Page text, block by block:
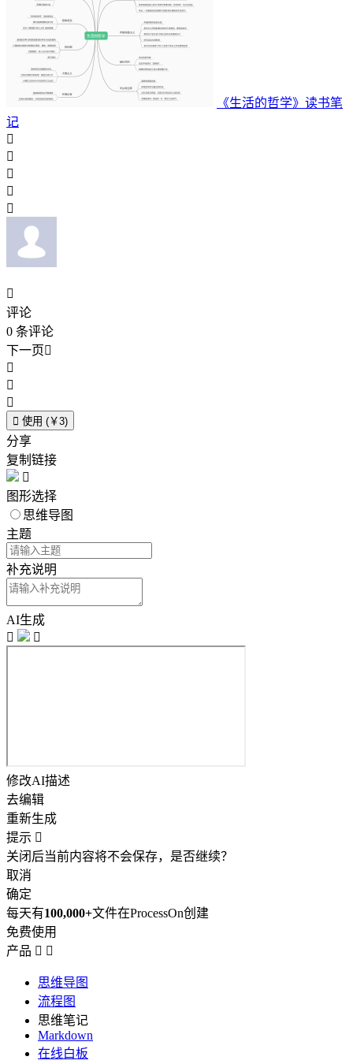
《生活的哲学》读书笔
记






评论
0 条评论
下一页



 使用 (￥3)
分享
复制链接

图形选择
思维导图
主题
补充说明
AI生成


修改AI描述
去编辑
重新生成
提示 
关闭后当前内容将不会保存，是否继续？
取消
确定
每天有100,000+文件在ProcessOn创建
免费使用
产品  
思维导图
流程图
思维笔记
Markdown
在线白板